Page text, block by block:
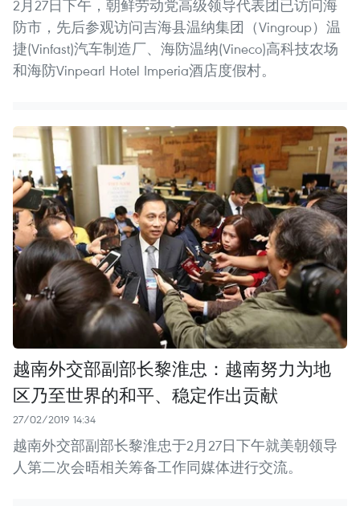
2月27日下午，朝鲜劳动党高级领导代表团已访问海
防市，先后参观访问吉海县温纳集团（Vingroup）温
捷(Vinfast)汽车制造厂、海防温纳(Vineco)高科技农场
和海防Vinpearl Hotel Imperia酒店度假村。
越南外交部副部长黎淮忠：越南努力为地
区乃至世界的和平、稳定作出贡献
27/02/2019 14:34
越南外交部副部长黎淮忠于2月27日下午就美朝领导
人第二次会晤相关筹备工作同媒体进行交流。